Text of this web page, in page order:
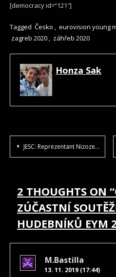
[democracy id=“121″]
Tagged Česko , eurovision young
zagreb 2020 , záhřeb 2020
Honza Sak
NAVIGACE
PŘÍSPĚVEK
JESC: Reprezentant Nizozemska 2019
2 THOUGHTS ON “
ZÚČASTNÍ
HUDEBNÍKŮ EYM
M.bastilla
13. 11. 2019 (17:44)